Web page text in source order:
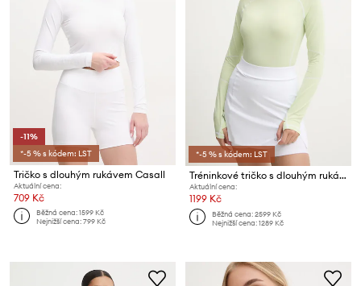
-11%
*-5 % s kódem: LST
Tričko s dlouhým rukávem Casall
Aktuální cena:
709 Kč
Běžná cena:1599 Kč
Nejnižší cena:799 Kč
*-5 % s kódem: LST
Tréninkové tričko s dlouhým rukávem Casall Technical Pursuit
Aktuální cena:
1199 Kč
Běžná cena:2599 Kč
Nejnižší cena:1289 Kč